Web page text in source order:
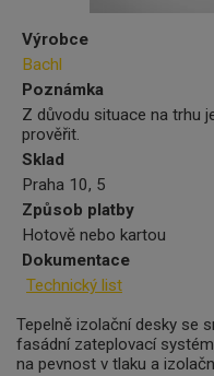
Výrobce
Bachl
Poznámka
Z důvodu situace na trhu
prověřit.
Sklad
Praha 10, 5
Způsob platby
Hotově nebo kartou
Dokumentace
Technický list
Tepelně izolační desky se
fasádní zateplovací
na pevnost v tlaku a